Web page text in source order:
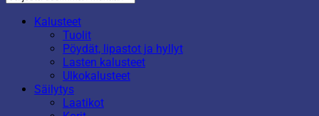
Kalusteet
Tuolit
Pöydät, lipastot ja hyllyt
Lasten kalusteet
Ulkokalusteet
Säilytys
Laatikot